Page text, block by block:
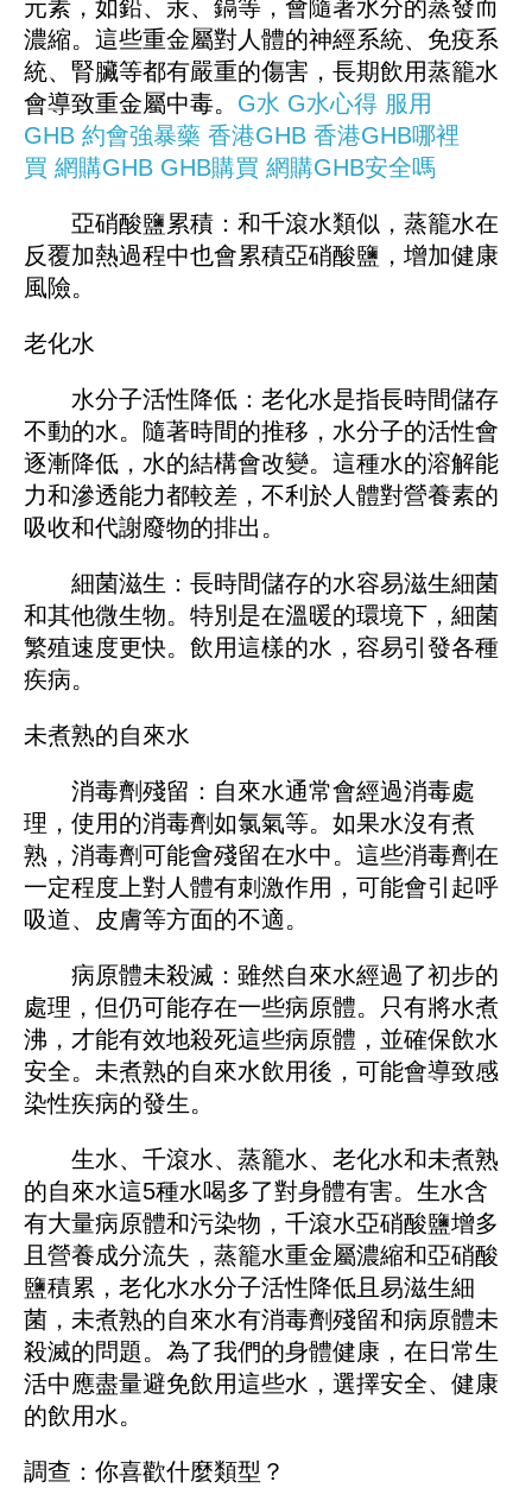
元素，如鉛、汞、鎘等，會隨著水分的蒸發而
濃縮。這些重金屬對人體的神經系統、免疫系
統、腎臟等都有嚴重的傷害，長期飲用蒸籠水
會導致重金屬中毒。 G水 G水心得 服用
GHB 約會強暴藥 香港GHB 香港GHB哪裡
買 網購GHB GHB購買 網購GHB安全嗎
亞硝酸鹽累積：和千滾水類似，蒸籠水在
反覆加熱過程中也會累積亞硝酸鹽，增加健康
風險。
老化水
水分子活性降低：老化水是指長時間儲存
不動的水。隨著時間的推移，水分子的活性會
逐漸降低，水的結構會改變。這種水的溶解能
力和滲透能力都較差，不利於人體對營養素的
吸收和代謝廢物的排出。
細菌滋生：長時間儲存的水容易滋生細菌
和其他微生物。特別是在溫暖的環境下，細菌
繁殖速度更快。飲用這樣的水，容易引發各種
疾病。
未煮熟的自來水
消毒劑殘留：自來水通常會經過消毒處
理，使用的消毒劑如氯氣等。如果水沒有煮
熟，消毒劑可能會殘留在水中。這些消毒劑在
一定程度上對人體有刺激作用，可能會引起呼
吸道、皮膚等方面的不適。
病原體未殺滅：雖然自來水經過了初步的
處理，但仍可能存在一些病原體。只有將水煮
沸，才能有效地殺死這些病原體，並確保飲水
安全。未煮熟的自來水飲用後，可能會導致感
染性疾病的發生。
生水、千滾水、蒸籠水、老化水和未煮熟
的自來水這5種水喝多了對身體有害。生水含
有大量病原體和污染物，千滾水亞硝酸鹽增多
且營養成分流失，蒸籠水重金屬濃縮和亞硝酸
鹽積累，老化水水分子活性降低且易滋生細
菌，未煮熟的自來水有消毒劑殘留和病原體未
殺滅的問題。為了我們的身體健康，在日常生
活中應盡量避免飲用這些水，選擇安全、健康
的飲用水。
調查：你喜歡什麼類型？